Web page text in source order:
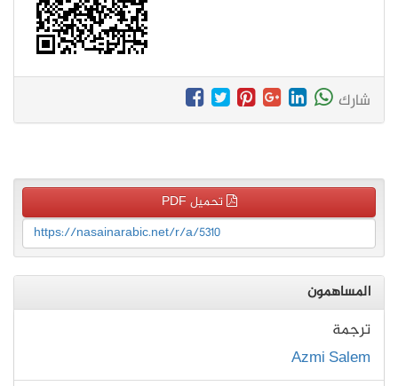
شارك
تحميل PDF
https://nasainarabic.net/r/a/5310
المساهمون
ترجمة
Azmi Salem